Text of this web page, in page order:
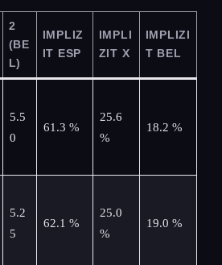
2
(BE
L)
IMPLIZ
IT ESP
IMPLI
ZIT X
IMPLIZI
T BEL
5.5
0
61.3 %
25.6
%
18.2 %
5.2
5
62.1 %
25.0
%
19.0 %